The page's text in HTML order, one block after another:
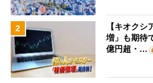
2
【キオク
増」も期待
億円超・…